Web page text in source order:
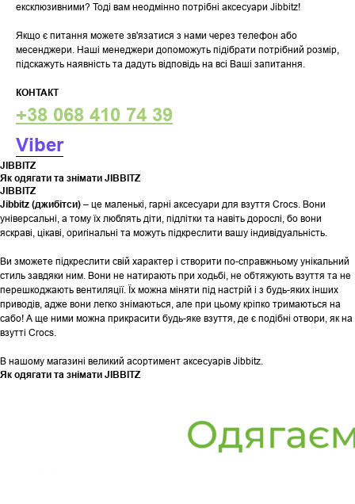
ексклюзивними? Тоді вам неодмінно потрібні аксесуари Jibbitz!
Якщо є питання можете зв'язатися з нами через телефон або
месенджери. Наші менеджери допоможуть підібрати потрібний розмір,
підскажуть наявність та дадуть відповідь на всі Ваші запитання.
КОНТАКТ
+38 068 410 74 39
Viber
JIBBITZ
Як одягати та знімати JIBBITZ
JIBBITZ
Jibbitz (джибітси) – це маленькі, гарні аксесуари для взуття Crocs. Вони
універсальні, а тому їх люблять діти, підлітки та навіть дорослі, бо вони
яскраві, цікаві, оригінальні та можуть підкреслити вашу індивідуальність.
Ви зможете підкреслити свій характер і створити по-справжньому унікальний
стиль завдяки ним. Вони не натирають при ходьбі, не обтяжують взуття та не
перешкоджають вентиляції. Їх можна міняти під настрій і з будь-яких інших
приводів, адже вони легко знімаються, але при цьому кріпко тримаються на
сабо! А ще ними можна прикрасити будь-яке взуття, де є подібні отвори, як на
взутті Crocs.
В нашому магазині великий асортимент аксесуарів Jibbitz.
Як одягати та знімати JIBBITZ